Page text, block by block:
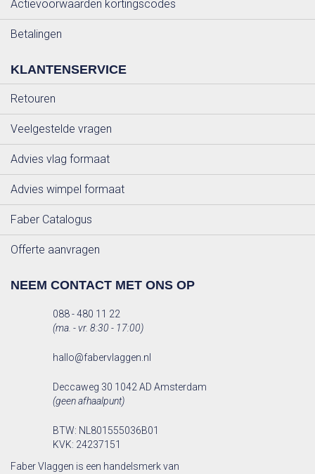
Actievoorwaarden kortingscodes
Betalingen
KLANTENSERVICE
Retouren
Veelgestelde vragen
Advies vlag formaat
Advies wimpel formaat
Faber Catalogus
Offerte aanvragen
NEEM CONTACT MET ONS OP
088 - 480 11 22
(ma. - vr. 8:30 - 17:00)
hallo@fabervlaggen.nl
Deccaweg 30 1042 AD Amsterdam
(geen afhaalpunt)
BTW: NL801555036B01
KVK: 24237151
Faber Vlaggen is een handelsmerk van